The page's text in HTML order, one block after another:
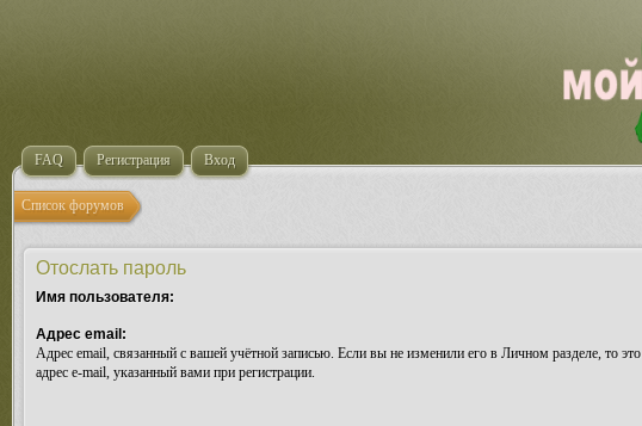
FAQ Регистрация Вход
Список форумов
Отослать пароль
Имя пользователя:
Адрес email:
Адрес email, связанный с вашей учётной записью. Если вы не изменили его в Личном разделе, то это
адрес e-mail, указанный вами при регистрации.